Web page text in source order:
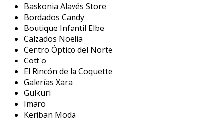
Baskonia Alavés Store
Bordados Candy
Boutique Infantil Elbe
Calzados Noelia
Centro Óptico del Norte
Cott'o
El Rincón de la Coquette
Galerías Xara
Guikuri
Imaro
Keriban Moda